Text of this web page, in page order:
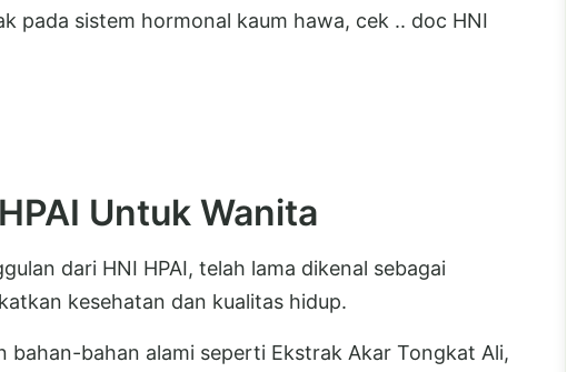
pada sistem hormonal kaum hawa, cek .. doc HNI
Untuk Wanita
dari HNI HPAI, telah lama dikenal sebagai
kesehatan dan kualitas hidup.
bahan-bahan alami seperti Ekstrak Akar Tongkat Ali,